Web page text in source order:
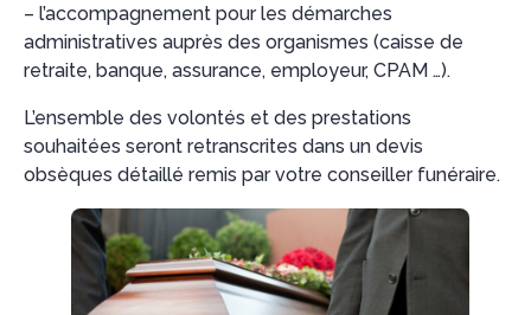
– l’accompagnement pour les démarches
administratives auprès des organismes (caisse de
retraite, banque, assurance, employeur, CPAM …).
L’ensemble des volontés et des prestations
souhaitées seront retranscrites dans un devis
obsèques détaillé remis par votre conseiller funéraire.